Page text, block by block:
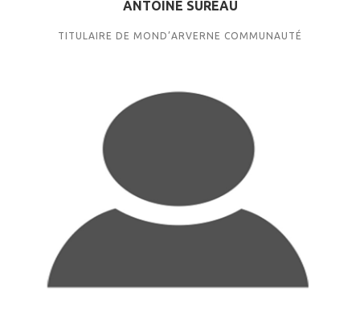
ANTOINE SUREAU
TITULAIRE DE MOND’ARVERNE COMMUNAUTÉ